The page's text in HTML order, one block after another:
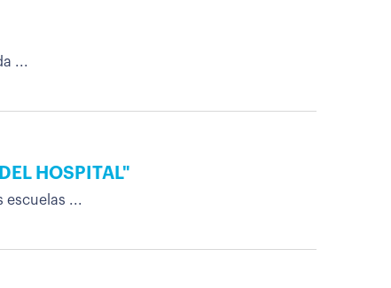
...
HOSPITAL"
escuelas ...